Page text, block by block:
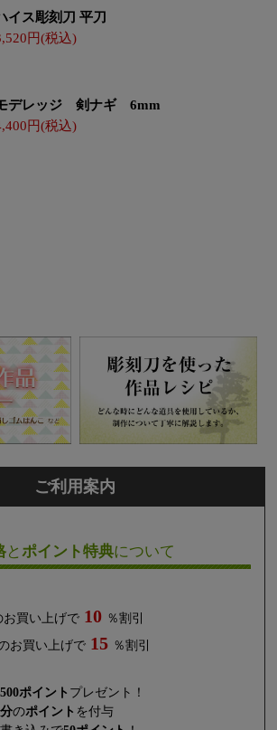
イス彫刻刀 平刀
デレッジ 剣ナギ 6mm
ご利用案内
とポイント特典について
お買い上げで 10 ％割引
お買い上げで 15 ％割引
500ポイント プレゼント！
のポイント を付与